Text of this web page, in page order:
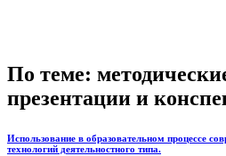
По теме:
презентации и
Использование в образовательном процессе
технологий деятельностного типа.